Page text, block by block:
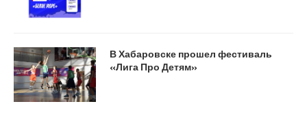
В Хабаровске прошел фестиваль
«Лига Про Детям»